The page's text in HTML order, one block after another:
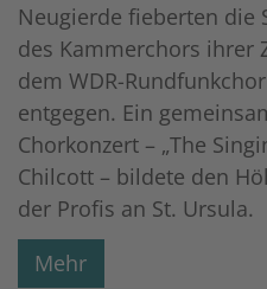
Neugierde fieberten die
des Kammerchors ihrer
dem WDR-
entgegen. Ein
Chorkonzert – „The
Chilcott – bildete den
der Profis an St. Ursula.
Mehr